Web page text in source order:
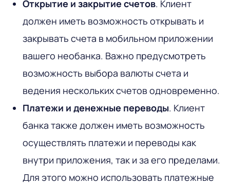
Открытие и закрытие счетов. Клиент
должен иметь возможность открывать и
закрывать счета в мобильном приложении
вашего необанка. Важно предусмотреть
возможность выбора валюты счета и
ведения нескольких счетов одновременно.
Платежи и денежные переводы. Клиент
банка также должен иметь возможность
осуществлять платежи и переводы как
внутри приложения, так и за его пределами.
Для этого можно использовать платежные